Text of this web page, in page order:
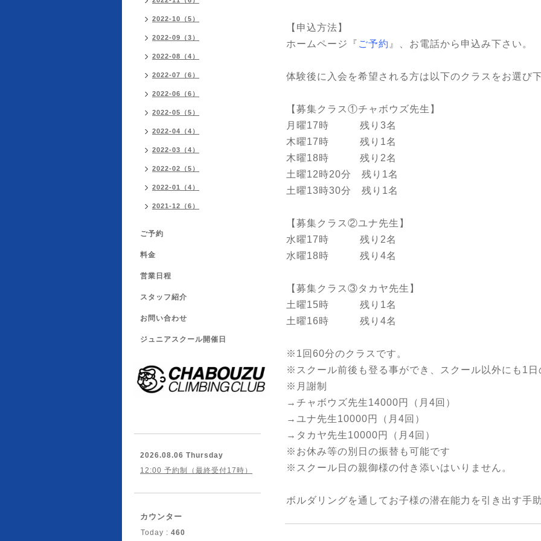
【申込方法】
ホームページ『 ご予約 』、お電話から申込み下さい。
体験後に入会を希望される方は以下のクラスをお選び
【募集クラス①チャボウズ先生】
月曜17時 残り3名
木曜17時 残り1名
木曜18時 残り2名
土曜12時20分 残り1名
土曜13時30分 残り1名
【募集クラス②ユナ先生】
水曜17時 残り2名
水曜18時 残り4名
【募集クラス③タカヤ先生】
土曜15時 残り1名
土曜16時 残り4名
※1回60分のクラスです。
※スクール前後も登る事ができ、スクール以外にも1
※月謝制
→チャボウズ先生14000円（月4回）
→ユナ先生10000円（月4回）
→タカヤ先生10000円（月4回）
※お休み等の別日の振替も可能です
※スクール日の親御様の付き添いはいりません。
ボルダリングを通してお子様の潜在能力を引き出す手
2022-10（5）
2022-09（3）
2022-08（4）
2022-07（6）
2022-06（6）
2022-05（5）
2022-04（4）
2022-03（4）
2022-02（5）
2022-01（4）
2021-12（6）
ご予約
料金
営業日程
スタッフ紹介
お問い合わせ
ジュニアスクール開催日
2026.08.06 Thursday
12:00 予約制（最終受付17時）
カウンター
Today : 460